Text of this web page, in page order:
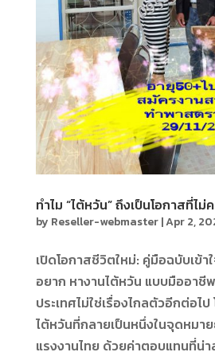
ทำไม “ไต้หวัน” ถึงเป็นโอกาสที่ไ
by Reseller-webmaster|Apr 2,
เปิดโอกาสชีวิตใหม่: คู่มือฉบับเข้
อยาก หางานไต้หวัน แบบมืออาชี
ประเทศไม่ใช่เรื่องไกลตัวอีกต่อไป
ไต้หวันที่กลายเป็นหนึ่งในจุดหมา
แรงงานไทย ด้วยค่าตอบแทนที่น่